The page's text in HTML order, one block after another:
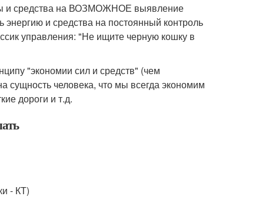
и средства на ВОЗМОЖНОЕ выявление
и средства на постоянный контроль
управления: "Не ищите черную кошку в
"экономии сил и средств" (чем
сущность человека, что мы всегда экономим
дороги и т.д.
- КТ)